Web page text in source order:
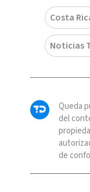
Costa
Noticias
Queda
del
de